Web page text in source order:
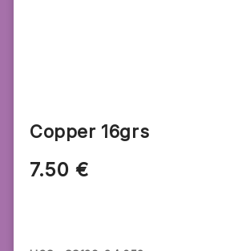
Copper 16grs
7.50€